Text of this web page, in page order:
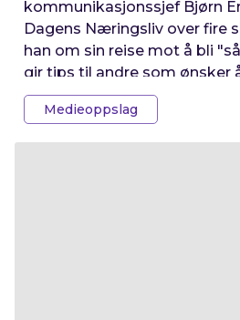
kommunikasjonssjef Bjørn
Dagens Næringsliv over fire
han om sin reise mot å bli
gir tips til andre som ønsker
økonomisk frihet.
Medieoppslag